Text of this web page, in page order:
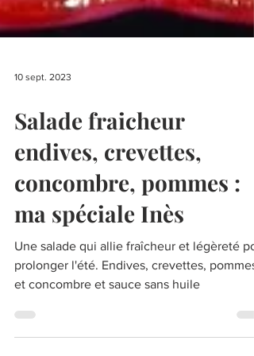
10 sept. 2023
Salade fraicheur
endives, crevettes,
concombre, pommes :
ma spéciale Inès